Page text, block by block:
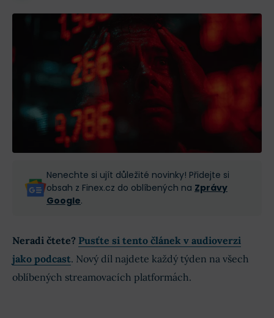
Nenechte si ujít důležité novinky! Přidejte si
obsah z Finex.cz do oblíbených na Zprávy
Google.
Neradi čtete? Pusťte si tento článek v audioverzi
jako podcast. Nový díl najdete každý týden na všech
oblíbených streamovacích platformách.